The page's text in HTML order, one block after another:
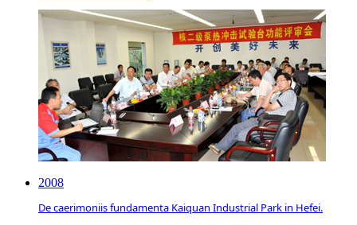
2008
De caerimoniis fundamenta Kaiquan Industrial Park in Hefei.